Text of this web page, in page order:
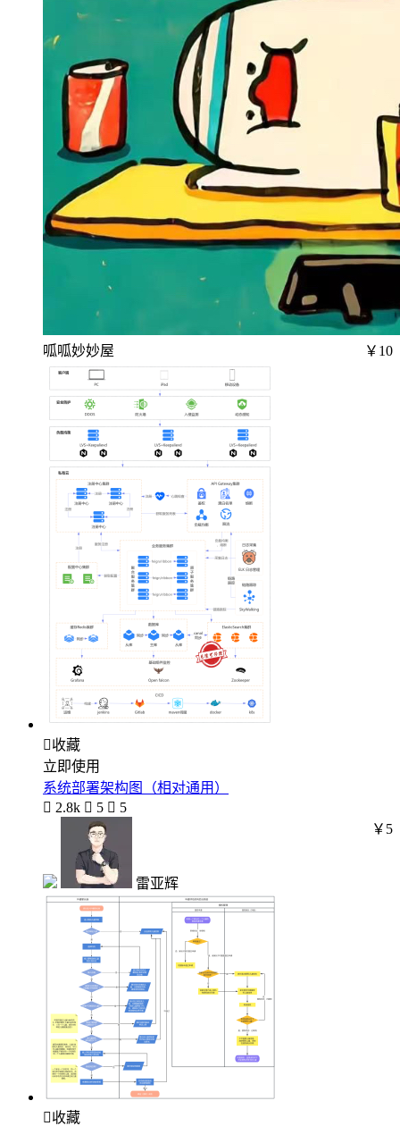
呱呱妙妙屋 ￥10
收藏
立即使用
系统部署架构图（相对通用）
 2.8k  5  5
雷亚辉
￥5
收藏